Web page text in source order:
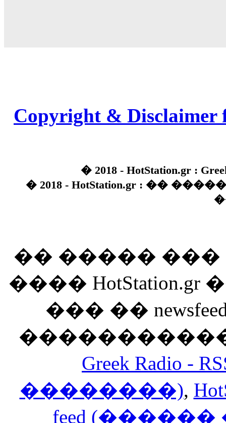
Copyright & Disclaimer
� 2018 - HotStation.gr :
� 2018 - HotStation.gr : ��
�� �����
����
��� ��
Greek Radio
��������),
feed